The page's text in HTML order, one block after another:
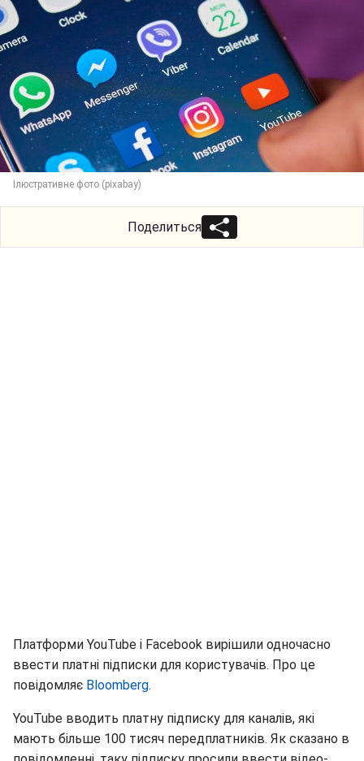
Ілюстративне фото (pixabay)
Поделиться
Платформи YouTube і Facebook вирішили одночасно
ввести платні підписки для користувачів. Про це
повідомляє Bloomberg.
YouTube вводить платну підписку для каналів, які
мають більше 100 тисяч передплатників. Як сказано в